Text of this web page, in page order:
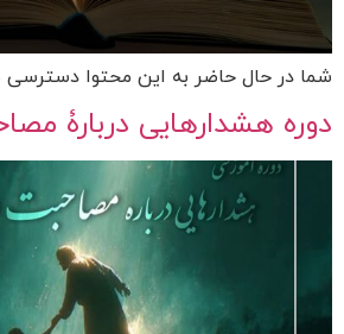
شما در حال حاضر به این محتوا دسترسی
دوره هشدارهایی دربارۀ